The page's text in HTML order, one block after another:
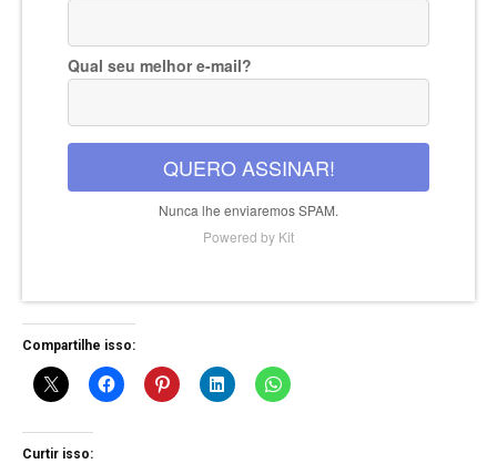
Qual seu melhor e-mail?
QUERO ASSINAR!
Nunca lhe enviaremos SPAM.
Powered by Kit
Compartilhe isso:
Curtir isso: